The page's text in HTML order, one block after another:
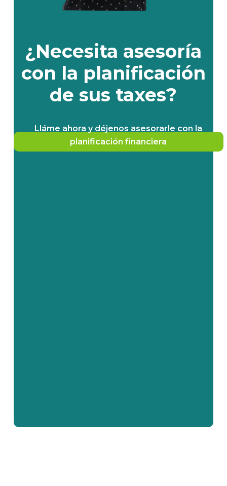
¿Necesita asesoría
con la planificación
de sus taxes?
Lláme ahora y déjenos asesorarle con la
planificación financiera